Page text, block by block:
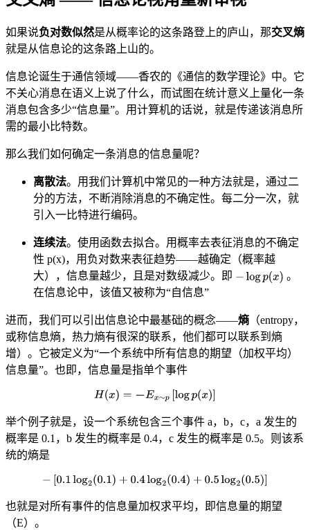
如果说负对数似然是从概率论的这条路登上的庐山，那交叉熵
就是从信息论的这条路上山的。
信息论诞生于通信领域——香农的《通信的数学理论》中。它
不关心消息在语义上说了什么，而试图在统计意义上量化一条
消息包含多少“信息量”。用计算机的话说，就是传递该消息所
需的最小比特数。
那么我们如何确定一条消息的信息量呢？
离散法。用我们计算机中常见的一种方法就是，通过二
分的方法，不断消除消息的不确定性。每二分一次，就
引入一比特进行编码。
连续法。使用函数去拟合。用概率去表征消息的不确定
性 p(x)，用负对数来表征趋势——越确定（概率越
大），信息量越少，且是对数级减少。即
。
在信息论中，该值又被称为“自信息”
进而，我们可以引出信息论中最基础的概念——熵 （entropy，
或称信息熵，热力熵有很深的联系，他们都可以联系到熵
增）。它被定义为“一个系统中所有信息的期望（加权平均）
信息量”。也即，信息量是指单个事件
举个例子就是，设一个系统包含三个事件 a，b，c，a 发生的
概率是 0.1，b 发生的概率是 0.4，c 发生的概率是 0.5。则该系
统的熵是
也就是对所有事件的信息量加权求平均，即信息量的期望
（E）。